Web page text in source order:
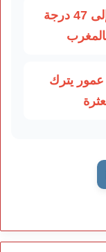
✔ نشرة إنذارية.. موجة حر تصل إلى 47 درجة
يترك